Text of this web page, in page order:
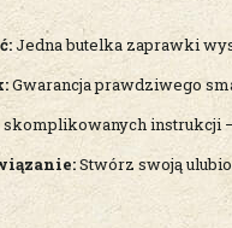
Jedna butelka zaprawki
Gwarancja prawdziwego
skomplikowanych instrukcji
Stwórz swoją